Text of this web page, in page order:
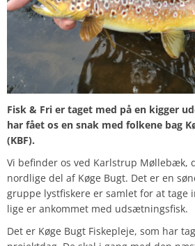
Fisk & Fri er taget med på en kigger
har fået os en snak med folkene bag
(KBF).
Vi befinder os ved Karlstrup Møllebæk,
nordlige del af Køge Bugt. Det er en
gruppe lystfiskere er samlet for at tage
lige er ankommet med udsætningsfisk.
Det er Køge Bugt Fiskepleje, som har